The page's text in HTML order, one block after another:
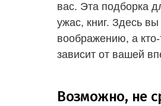
вас. Эта подборка
ужас, книг. Здесь
воображению, а
зависит от вашей
Возможно, не